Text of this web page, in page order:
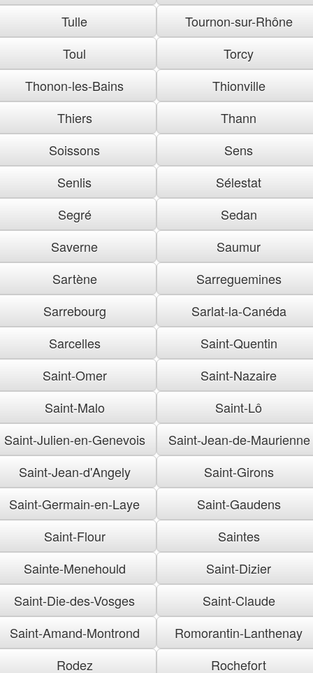
Tulle
Tournon-sur-Rhône
Toul
Torcy
Thonon-les-Bains
Thionville
Thiers
Thann
Soissons
Sens
Senlis
Sélestat
Segré
Sedan
Saverne
Saumur
Sartène
Sarreguemines
Sarrebourg
Sarlat-la-Canéda
Sarcelles
Saint-Quentin
Saint-Omer
Saint-Nazaire
Saint-Malo
Saint-Lô
Saint-Julien-en-Genevois
Saint-Jean-de-Maurienne
Saint-Jean-d'Angely
Saint-Girons
Saint-Germain-en-Laye
Saint-Gaudens
Saint-Flour
Saintes
Sainte-Menehould
Saint-Dizier
Saint-Die-des-Vosges
Saint-Claude
Saint-Amand-Montrond
Romorantin-Lanthenay
Rodez
Rochefort